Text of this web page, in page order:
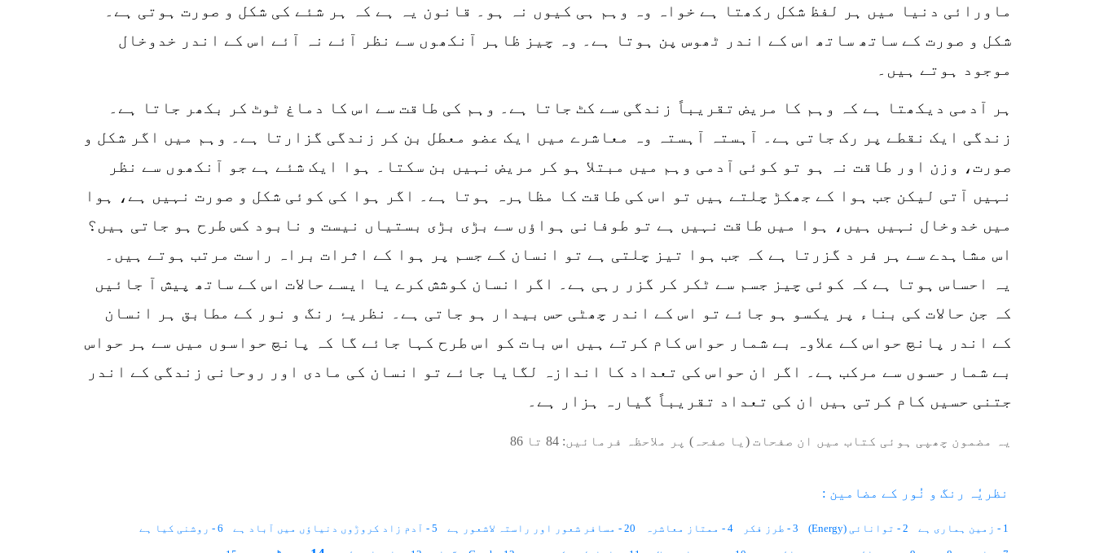
ماورائی دنیا میں ہر لفظ شکل رکھتا ہے خواہ وہ وہم ہی کیوں نہ ہو۔ قانون یہ ہے کہ ہر شئے کی شکل و صورت ہوتی ہے۔
شکل و صورت کے ساتھ ساتھ اس کے اندر ٹھوس پن ہوتا ہے۔ وہ چیز ظاہر آنکھوں سے نظر آئے نہ آئے اس کے اندر خدوخال
موجود ہوتے ہیں۔
ہر آدمی دیکھتا ہے کہ وہم کا مریض تقریباً زندگی سے کٹ جاتا ہے۔ وہم کی طاقت سے اس کا دماغ ٹوٹ کر بکھر جاتا ہے۔
زندگی ایک نقطے پر رک جاتی ہے۔ آہستہ آہستہ وہ معاشرے میں ایک عضو معطل بن کر زندگی گزارتا ہے۔ وہم میں اگر شکل و
صورت، وزن اور طاقت نہ ہو تو کوئی آدمی وہم میں مبتلا ہو کر مریض نہیں بن سکتا۔ ہوا ایک شئے ہے جو آنکھوں سے نظر
نہیں آتی لیکن جب ہوا کے جھکڑ چلتے ہیں تو اس کی طاقت کا مظاہرہ ہوتا ہے۔ اگر ہوا کی کوئی شکل و صورت نہیں ہے، ہوا
میں خدوخال نہیں ہیں، ہوا میں طاقت نہیں ہے تو طوفانی ہواؤں سے بڑی بڑی بستیاں نیست و نابود کس طرح ہو جاتی ہیں؟
اس مشاہدے سے ہر فر د گزرتا ہے کہ جب ہوا تیز چلتی ہے تو انسان کے جسم پر ہوا کے اثرات براہ راست مرتب ہوتے ہیں۔
یہ احساس ہوتا ہے کہ کوئی چیز جسم سے ٹکر کر گزر رہی ہے۔ اگر انسان کوشش کرے یا ایسے حالات اس کے ساتھ پیش آ جائیں
کہ جن حالات کی بناء پر یکسو ہو جائے تو اس کے اندر چھٹی حس بیدار ہو جاتی ہے۔ نظریۂ رنگ و نور کے مطابق ہر انسان
کے اندر پانچ حواس کے علاوہ بے شمار حواس کام کرتے ہیں اس بات کو اس طرح کہا جائے گا کہ پانچ حواسوں میں سے ہر حواس
بے شمار حسوں سے مرکب ہے۔ اگر ان حواس کی تعداد کا اندازہ لگایا جائے تو انسان کی مادی اور روحانی زندگی کے اندر
جتنی حسیں کام کرتی ہیں ان کی تعداد تقریباً گیارہ ہزار ہے۔
یہ مضمون چھپی ہوئی کتاب میں ان صفحات (یا صفحہ) پر ملاحظہ فرمائیں: 84 تا 86
نظریٗہ رنگ و نُور کے مضامین :
1 - زمین ہماری ہے 2 - توانائی (Energy) 3 - طرز فکر 4 - ممتاز معاشرہ 20 - مسافر شعور اور راستہ لاشعور ہے 5 - آدم زاد کروڑوں دنیاؤں میں آباد ہے 6 - روشنی کیا ہے